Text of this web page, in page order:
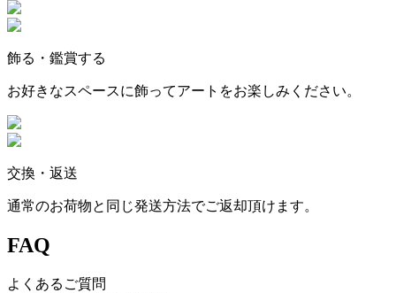
飾る・鑑賞する
お好きなスペースに飾ってアートをお楽しみください。
交換・返送
通常のお荷物と同じ発送方法でご返却頂けます。
FAQ
よくあるご質問